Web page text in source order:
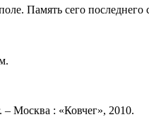
Память сего последнего
Москва : «Ковчег», 2010.